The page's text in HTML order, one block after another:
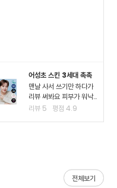
어성초 스킨 3세대 촉촉
맨날 사서 쓰기만 하다가
리뷰 써봐요 피부가 워낙
여드*성 피부고 툭하면 이
리뷰 5 평점4.9
전체보기